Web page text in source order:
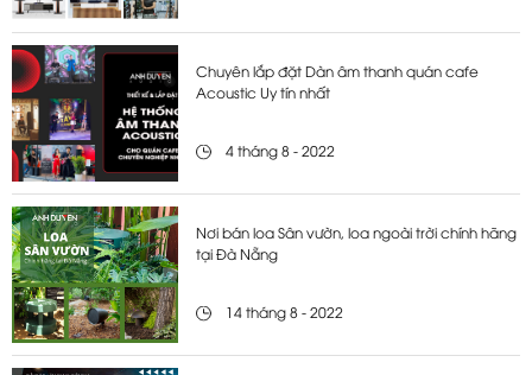
Chuyên lắp đặt Dàn âm thanh quán cafe
Acoustic Uy tín nhất
4 tháng 8 - 2022
Nơi bán loa Sân vườn, loa ngoài trời chính hãng
tại Đà Nẵng
14 tháng 8 - 2022